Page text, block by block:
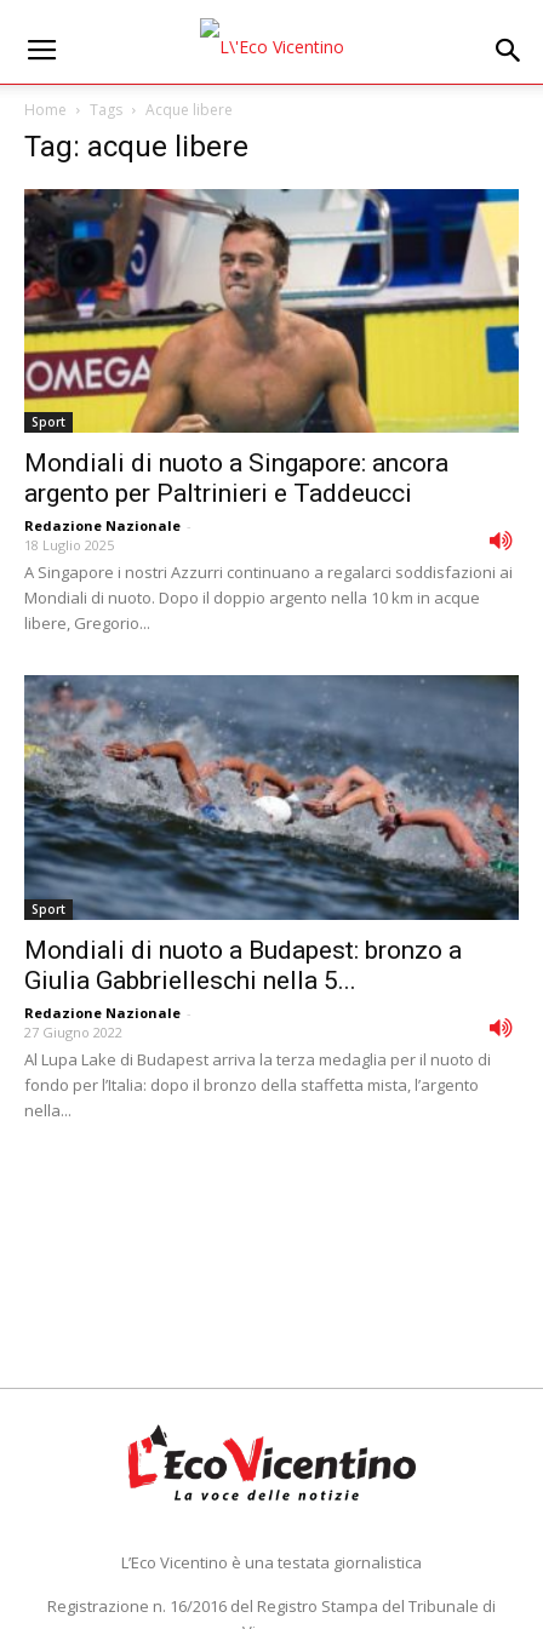
Home Tags Acque libere
Tag: acque libere
Sport
Mondiali di nuoto a Singapore: ancora
argento per Paltrinieri e Taddeucci
Redazione Nazionale -
18 Luglio 2025
A Singapore i nostri Azzurri continuano a regalarci soddisfazioni ai
Mondiali di nuoto. Dopo il doppio argento nella 10 km in acque
libere, Gregorio...
Sport
Mondiali di nuoto a Budapest: bronzo a
Giulia Gabbrielleschi nella 5...
Redazione Nazionale -
27 Giugno 2022
Al Lupa Lake di Budapest arriva la terza medaglia per il nuoto di
fondo per l’Italia: dopo il bronzo della staffetta mista, l’argento
nella...
L’Eco Vicentino è una testata giornalistica
Registrazione n. 16/2016 del Registro Stampa del Tribunale di